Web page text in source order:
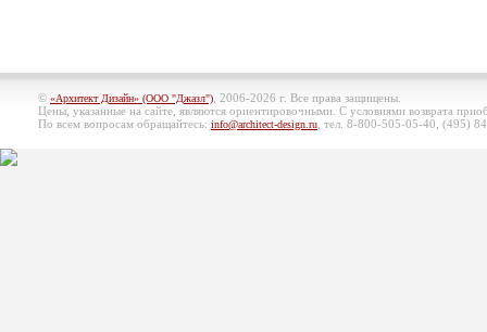
© «Архитект Дизайн» (ООО "Джазл") , 2006-2026 г. Все права защищены.
Цены, указанные на сайте, являются ориентировочными. С условиями возврата
По всем вопросам обращайтесь: info@architect-design.ru , тел. 8-800-505-05-40, (495)